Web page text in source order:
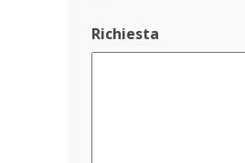
Richiesta